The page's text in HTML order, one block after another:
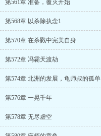
第561章 准备，覆灭开始
第568章 以杀除执念1
第570章 在杀戮中完美自身
第572章 冯霸天渡劫
第574章 北洲的发展，龟师叔的孤单
第576章 一晃千年
第578章 无尽虚空